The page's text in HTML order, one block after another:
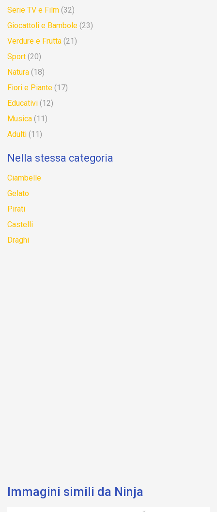
Serie TV e Film (32)
Giocattoli e Bambole (23)
Verdure e Frutta (21)
Sport (20)
Natura (18)
Fiori e Piante (17)
Educativi (12)
Musica (11)
Adulti (11)
Nella stessa categoria
Ciambelle
Gelato
Pirati
Castelli
Draghi
Immagini simili da Ninja